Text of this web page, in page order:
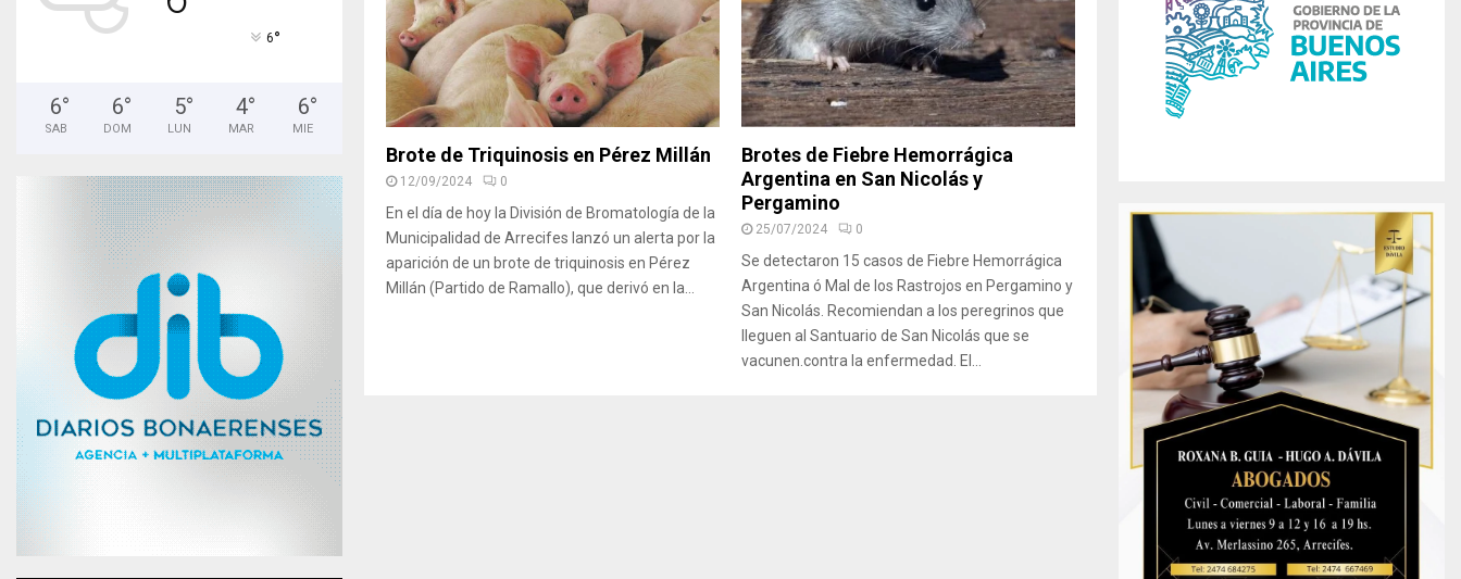
Brote de Triquinosis en Pérez Millán
12/09/2024 0
En el día de hoy la División de Bromatología de la
Municipalidad de Arrecifes lanzó un alerta por la
aparición de un brote de triquinosis en Pérez
Millán (Partido de Ramallo), que derivó en la...
Brotes de Fiebre Hemorrágica
Argentina en San Nicolás y
Pergamino
25/07/2024 0
Se detectaron 15 casos de Fiebre Hemorrágica
Argentina ó Mal de los Rastrojos en Pergamino y
San Nicolás. Recomiendan a los peregrinos que
lleguen al Santuario de San Nicolás que se
vacunen.contra la enfermedad. El...
6°
6°
SAB
6°
DOM
5°
LUN
4°
MAR
6°
MIE
R
C